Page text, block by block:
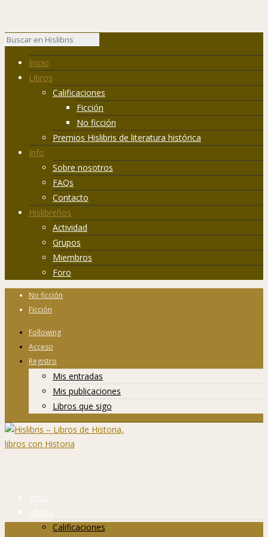
Inicio
Libros
Calificaciones
Ficción
No ficción
Premios Hislibris de literatura histórica
Info
Sobre nosotros
FAQs
Contacto
Hislibreños
Actividad
Grupos
Miembros
Foro
No ficción
Ficción
Following
Acceso
Registro
Mis entradas
Mis publicaciones
Libros que sigo
Inicio
Libros
Calificaciones